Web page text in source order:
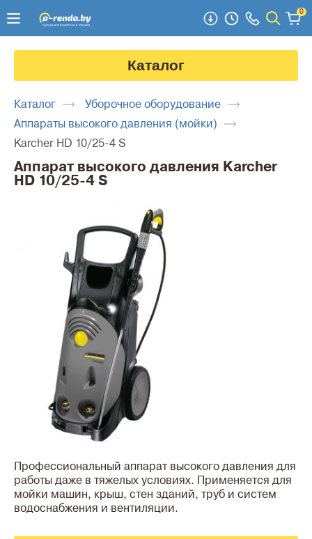
0
Каталог
Каталог
Уборочное оборудование
Аппараты высокого давления (мойки)
Karcher HD 10/25-4 S
Аппарат высокого давления Karcher
HD 10/25-4 S
Профессиональный аппарат высокого давления для
работы даже в тяжелых условиях. Применяется для
мойки машин, крыш, стен зданий, труб и систем
водоснабжения и вентиляции.